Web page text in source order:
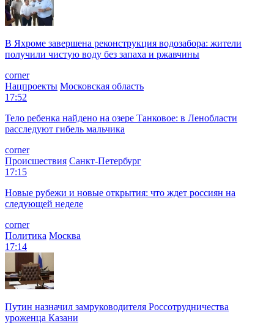
В Яхроме завершена реконструкция водозабора: жители
получили чистую воду без запаха и ржавчины
corner
Нацпроекты Московская область
17:52
Тело ребенка найдено на озере Танковое: в Ленобласти
расследуют гибель мальчика
corner
Происшествия Санкт-Петербург
17:15
Новые рубежи и новые открытия: что ждет россиян на
следующей неделе
corner
Политика Москва
17:14
Путин назначил замруководителя Россотрудничества
уроженца Казани